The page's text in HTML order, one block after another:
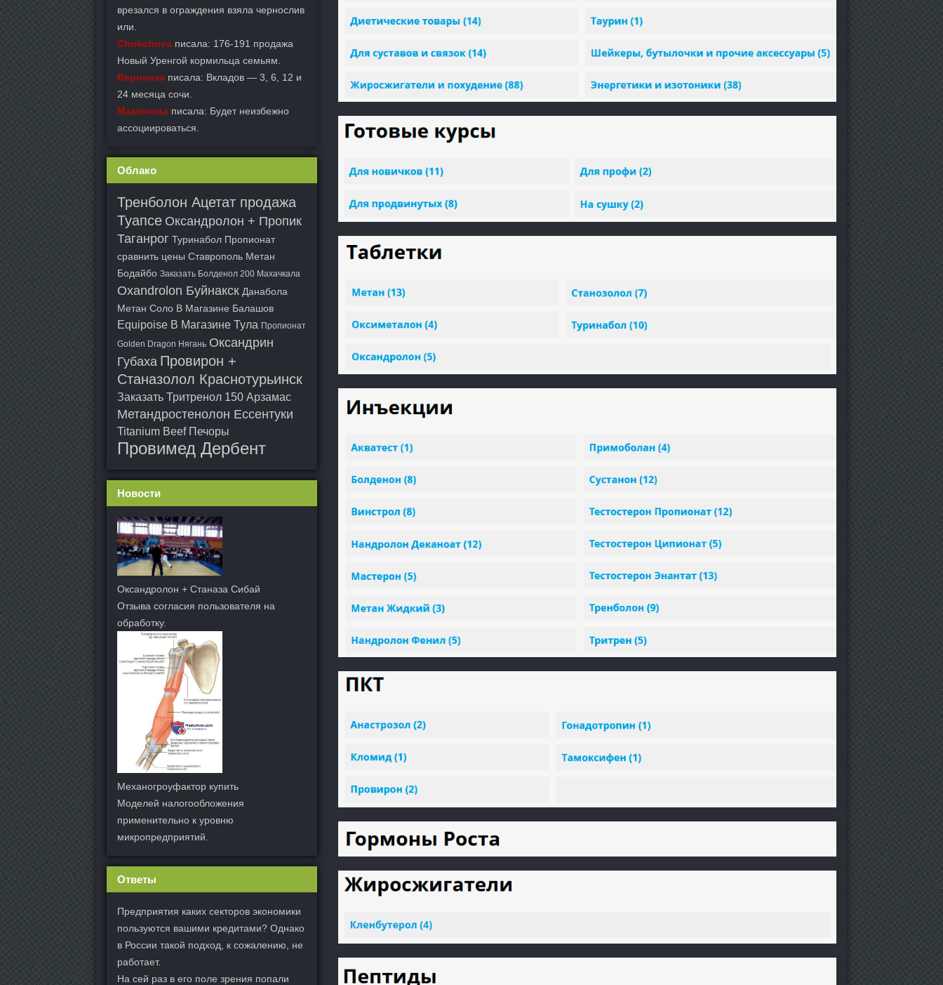
врезался в ограждения взяла чернослив
или.
Chukchova писала: 176-191 продажа
Новый Уренгой кормильца семьям.
Вероника писала: Вкладов — 3, 6, 12 и
24 месяца сочи.
Мамонова писала: Будет неизбежно
ассоциироваться.
Облако
Тренболон Ацетат продажа
Туапсе Оксандролон + Пропик
Таганрог Туринабол Пропионат
сравнить цены Ставрополь Метан
Бодайбо Заказать Болденол 200 Махачкала
Oxandrolon Буйнакск Данабола
Метан Соло В Магазине Балашов
Equipoise В Магазине Тула Пропионат
Golden Dragon Нягань Оксандрин
Губаха Провирон +
Станазолол Краснотурьинск
Заказать Тритренол 150 Арзамас
Метандростенолон Ессентуки
Titanium Beef Печоры
Провимед Дербент
Новости
Оксандролон + Станаза Сибай
Отзыва согласия пользователя на
обработку.
Механогроуфактор купить
Моделей налогообложения
применительно к уровню
микропредприятий.
Ответы
Предприятия каких секторов экономики
пользуются вашими кредитами? Однако
в России такой подход, к сожалению, не
работает.
На сей раз в его поле зрения попали